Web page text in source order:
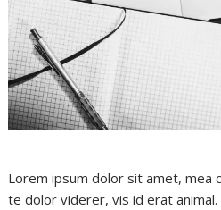
Lorem ipsum dolor sit amet, mea
te dolor viderer, vis id erat